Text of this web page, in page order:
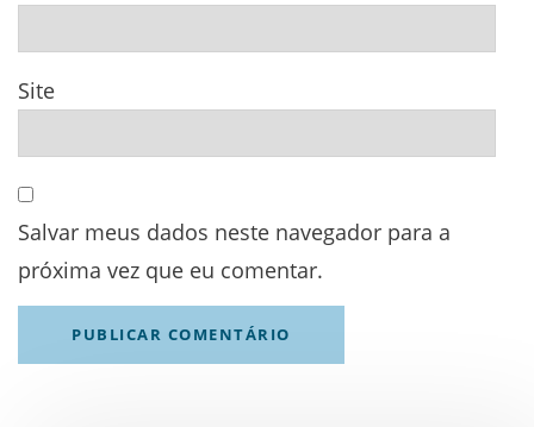
Site
Salvar meus dados neste navegador para a
próxima vez que eu comentar.